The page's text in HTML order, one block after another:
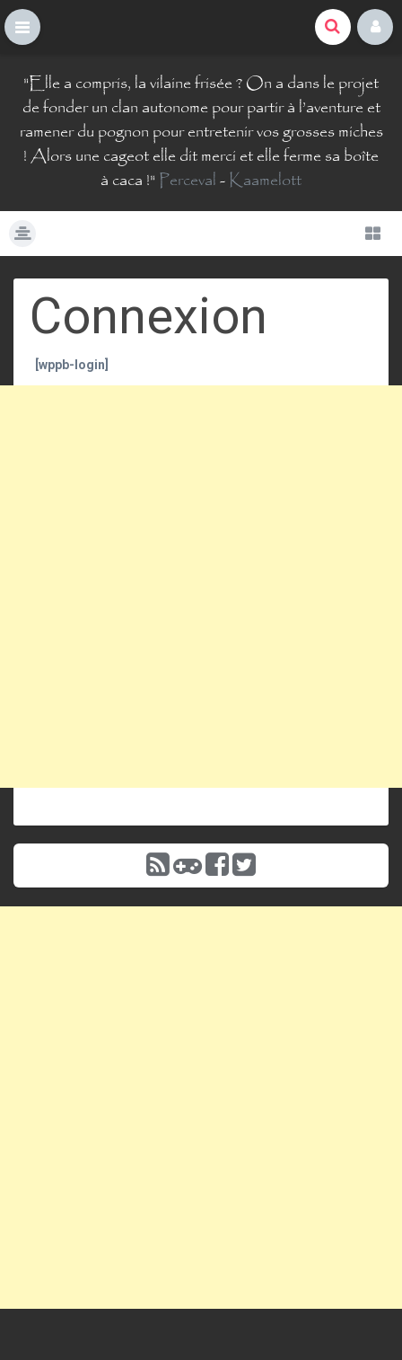
n
"Elle a compris, la vilaine frisée ? On a dans le projet
de fonder un clan autonome pour partir à l’aventure et
ramener du pognon pour entretenir vos grosses miches
! Alors une cageot elle dit merci et elle ferme sa boîte
à caca !" Perceval-Kaamelott
Connexion
[wppb-login]